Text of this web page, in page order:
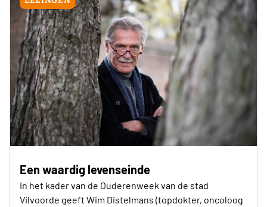
Een waardig levenseinde
In het kader van de Ouderenweek van de stad
Vilvoorde geeft Wim Distelmans (topdokter, oncoloog